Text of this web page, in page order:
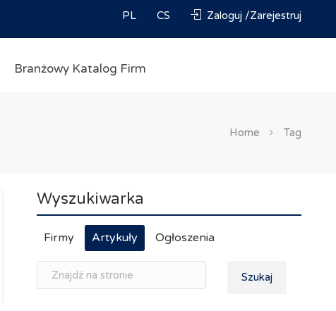
PL CS Zaloguj /Zarejestruj
Branżowy Katalog Firm
Home Tag
Wyszukiwarka
Firmy Artykuły Ogłoszenia
Szukaj